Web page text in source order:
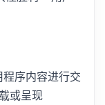
序内容进行交
或呈现